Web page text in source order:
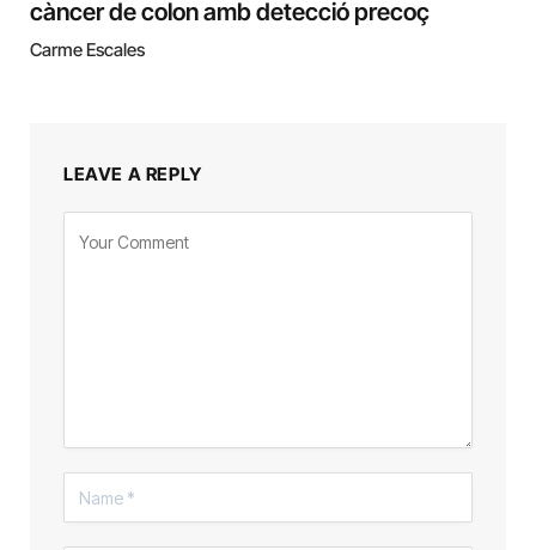
càncer de colon amb detecció precoç
Carme Escales
LEAVE A REPLY